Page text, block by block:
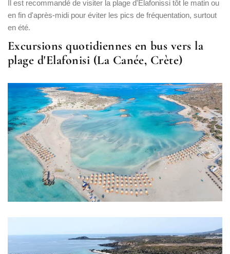
Il est recommandé de visiter la plage d'Elafonissi tôt le matin ou
en fin d'après-midi pour éviter les pics de fréquentation, surtout
en été.
Excursions quotidiennes en bus vers la
plage d'Elafonisi (La Canée, Crète)